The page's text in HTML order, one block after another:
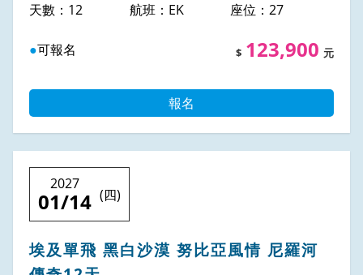
12 EK 27
可報名 123,900
報名
2027
01/14 (四)
埃及單飛 黑白沙漠 努比亞風情 尼羅河